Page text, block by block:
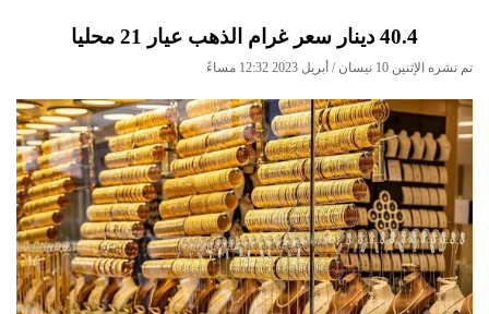
40.4 دينار سعر غرام الذهب عيار 21 محليا
تم نشره الإثنين 10 نيسان / أبريل 2023 12:32 مساءً